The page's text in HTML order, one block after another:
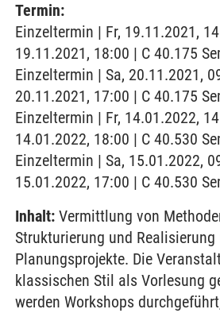
Termin:
Einzeltermin | Fr, 19.11.2021,
19.11.2021, 18:00 | C 40.175
Einzeltermin | Sa, 20.11.2021,
20.11.2021, 17:00 | C 40.175
Einzeltermin | Fr, 14.01.2022,
14.01.2022, 18:00 | C 40.530
Einzeltermin | Sa, 15.01.2022,
15.01.2022, 17:00 | C 40.530
Inhalt: Vermittlung von
Strukturierung und
Planungsprojekte. Die
klassischen Stil als Vorlesung
werden Workshops